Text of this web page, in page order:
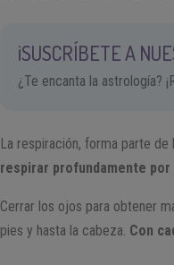
¡SUSCRÍBETE A
¿Te encanta la astrología?
La respiración, forma parte de
respirar profundamente
Cerrar los ojos para obtener
pies y hasta la cabeza. Con